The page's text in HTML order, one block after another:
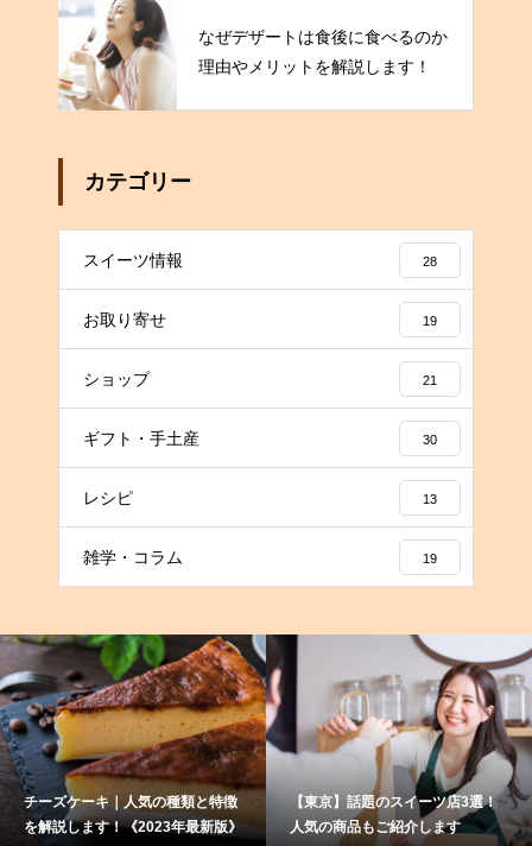
なぜデザートは食後に食べるのか
理由やメリットを解説します！
カテゴリー
スイーツ情報 28
お取り寄せ 19
ショップ 21
ギフト・手土産 30
レシピ 13
雑学・コラム 19
チーズケーキ｜人気の種類と特徴
を解説します！《2023年最新版》
【東京】話題のスイーツ店3選！
人気の商品もご紹介します